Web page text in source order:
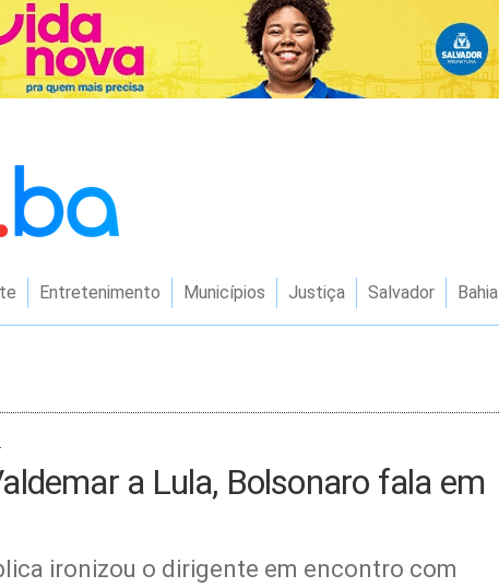
Entretenimento Municípios Justiça Salvador Bahia
a Lula, Bolsonaro fala em
ironizou o dirigente em encontro com